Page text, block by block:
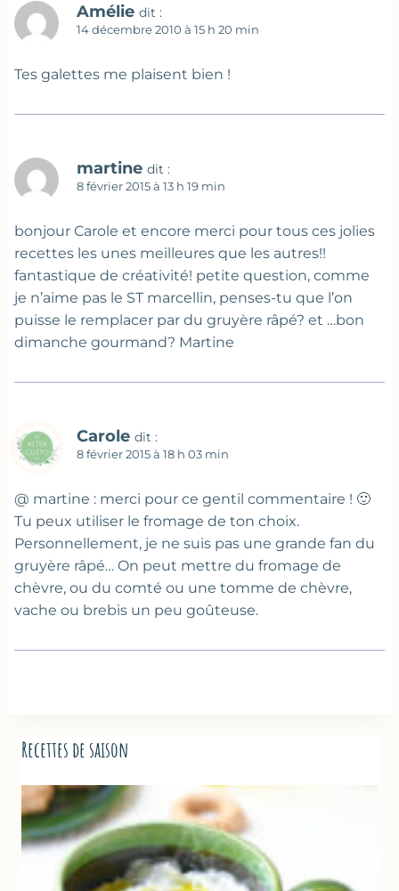
Amélie dit :
14 décembre 2010 à 15 h 20 min
Tes galettes me plaisent bien !
martine dit :
8 février 2015 à 13 h 19 min
bonjour Carole et encore merci pour tous ces jolies
recettes les unes meilleures que les autres!!
fantastique de créativité! petite question, comme
je n’aime pas le ST marcellin, penses-tu que l’on
puisse le remplacer par du gruyère râpé? et …bon
dimanche gourmand? Martine
Carole dit :
8 février 2015 à 18 h 03 min
@ martine : merci pour ce gentil commentaire ! 🙂
Tu peux utiliser le fromage de ton choix.
Personnellement, je ne suis pas une grande fan du
gruyère râpé… On peut mettre du fromage de
chèvre, ou du comté ou une tomme de chèvre,
vache ou brebis un peu goûteuse.
Recettes de saison